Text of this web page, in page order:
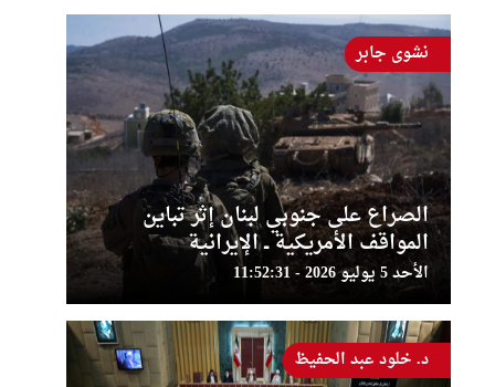
الصراع على جنوبي لبنان إثر تباين
المواقف الأمريكية ــ الإيرانية
الأحد 5 يوليو 2026 - 11:52:31
نشوى جابر
د. خلود عبد الحفيظ